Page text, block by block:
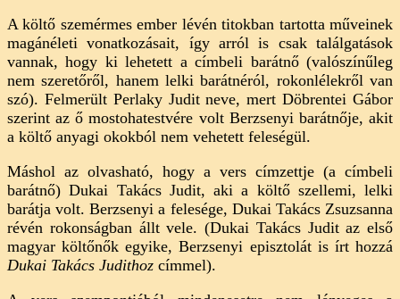
A költő szemérmes ember lévén titokban tartotta műveinek
magánéleti vonatkozásait, így arról is csak találgatások
vannak, hogy ki lehetett a címbeli barátnő (valószínűleg
nem szeretőről, hanem lelki barátnéról, rokonlélekről van
szó). Felmerült Perlaky Judit neve, mert Döbrentei Gábor
szerint az ő mostohatestvére volt Berzsenyi barátnője, akit
a költő anyagi okokból nem vehetett feleségül.
Máshol az olvasható, hogy a vers címzettje (a címbeli
barátnő) Dukai Takács Judit, aki a költő szellemi, lelki
barátja volt. Berzsenyi a felesége, Dukai Takács Zsuzsanna
révén rokonságban állt vele. (Dukai Takács Judit az első
magyar költőnők egyike, Berzsenyi episztolát is írt hozzá
Dukai Takács Judithoz címmel).